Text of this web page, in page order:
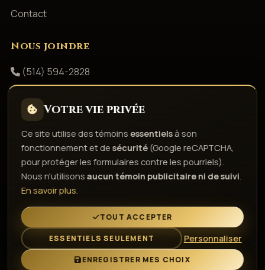
Contact
Nous joindre
(514) 594-2828
Facebook
Politique de confidentialité Conditions d'utilisation
Droits d'auteur & responsabilitéPolitique de témoins
L'esprit de la fête depuis 1980
© 2026 Gestion Showbizz Inc. — Tous droits réservés ·
Administration
Votre vie privée
Ce site utilise des témoinsessentielsà son
fonctionnement et desécurité (Google reCAPTCHA,
pour protéger les formulaires contre les pourriels).
Nous n'utilisonsaucun témoin publicitaire ni de suivi.
En savoir plus.
TOUT ACCEPTER
ESSENTIELS SEULEMENT Personnaliser
ENREGISTRER MES CHOIX